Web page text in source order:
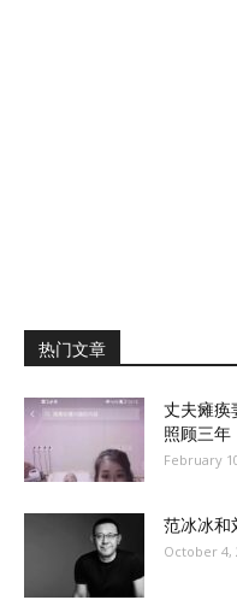
热门文章
丈夫瘫痪
照顾三年
February
范冰冰和
October 4,